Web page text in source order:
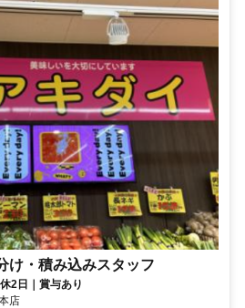
け・積み込みスタッフ
2日｜賞与あり
店